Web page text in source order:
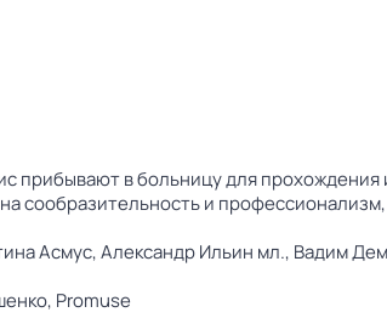
прибывают в больницу для
сообразительность и
Асмус,Александр Ильин мл., Вадим
Promuse